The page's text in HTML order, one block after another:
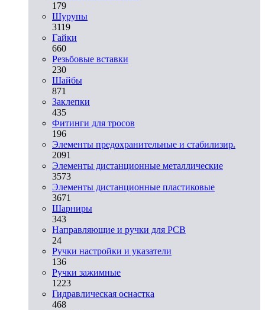
179
Шурупы
3119
Гайки
660
Резьбовые вставки
230
Шайбы
871
Заклепки
435
Фитинги для тросов
196
Элементы предохранительные и стабилизир.
2091
Элементы дистанционные металлические
3573
Элементы дистанционные пластиковые
3671
Шарниры
343
Направляющие и ручки для PCB
24
Ручки настройки и указатели
136
Ручки зажимные
1223
Гидравлическая оснастка
468